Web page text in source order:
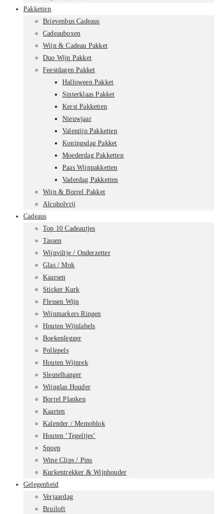
Pakketten
Brievenbus Cadeaus
Cadeauboxen
Wijn & Cadeau Pakket
Duo Wijn Pakket
Feestdagen Pakket
Halloween Pakket
Sinterklaas Pakket
Kerst Pakketten
Nieuwjaar
Valentijn Pakketten
Koningsdag Pakket
Moederdag Pakketten
Paas Wijnpakketten
Vaderdag Pakketten
Wijn & Borrel Pakket
Alcoholvrij
Cadeaus
Top 10 Cadeautjes
Tassen
Wijnviltje / Onderzetter
Glas / Mok
Kaarsen
Sticker Kurk
Flessen Wijn
Wijnmarkers Ringen
Houten Wijnlabels
Boekenlegger
Pollepels
Houten Wijnrek
Sleutelhanger
Wijnglas Houder
Borrel Planken
Kaarten
Kalender / Memoblok
Houten ‘Tegeltjes’
Snoep
Wine Clips / Pins
Kurkentrekker & Wijnhouder
Gelegenheid
Verjaardag
Bruiloft